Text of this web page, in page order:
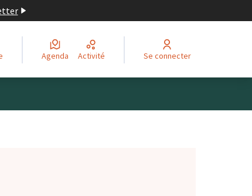
Agenda Activité Se connecter